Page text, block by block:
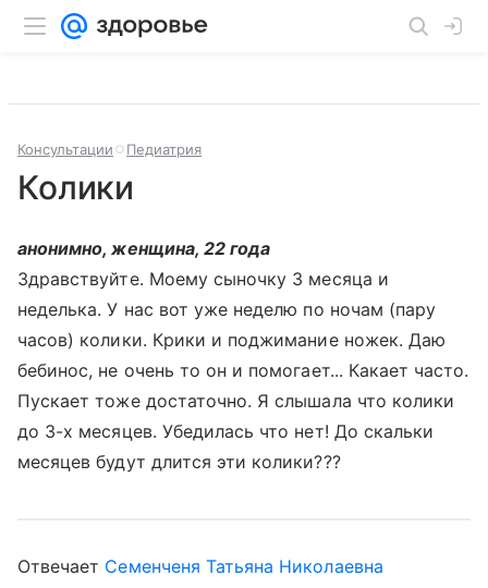
Консультации Педиатрия
Колики
анонимно, женщина, 22 года
Здравствуйте. Моему сыночку 3 месяца и
неделька. У нас вот уже неделю по ночам (пару
часов) колики. Крики и поджимание ножек. Даю
бебинос, не очень то он и помогает... Какает часто.
Пускает тоже достаточно. Я слышала что колики
до 3-х месяцев. Убедилась что нет! До скальки
месяцев будут длится эти колики???
Отвечает Семенченя Татьяна Николаевна